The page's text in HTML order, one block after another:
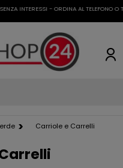
INTERESSI - ORDINA AL TELEFONO O
Carriole e Carrelli